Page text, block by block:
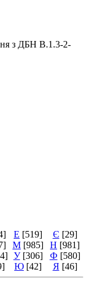
з ДБН В.1.3-2-
Е [519] Є [29]
М [985] Н [981]
У [306] Ф [580]
Ю [42] Я [46]